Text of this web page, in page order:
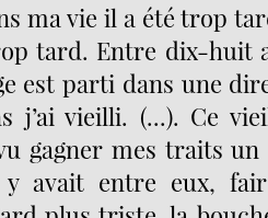
ma vie il a été trop
tard. Entre dix-huit
est parti dans une
j’ai vieilli. (...). Ce
gagner mes traits
y avait entre eux,